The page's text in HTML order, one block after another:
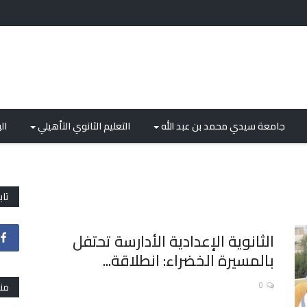
جامعة سيدي محمد بن عبد الله التعليم الثانوي التأهيلي
الثانوية الإعدادية الأدارسة تحتفل
بالمسيرة الخضراء: انطلاقة...
0